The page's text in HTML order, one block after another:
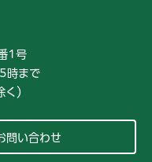
1号
時まで
）
問い合わせ